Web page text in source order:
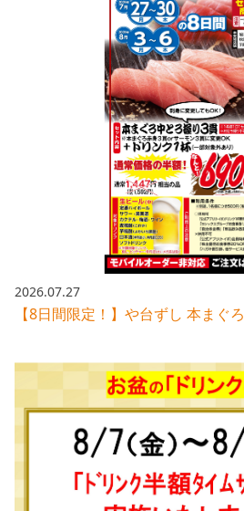
海老どて食堂
IRライブラリトップ
決算短信
決算説明資料
有価証券報告書等法定開
株主通信
株主総会関連資料
その他IR資料
適時開示資料
IRカレンダー
株価情報
株主優待
電子公告
IRお問い合わせ
サイトマップ
2026.07.27
【8日間限定！】や台ずし 本まぐ